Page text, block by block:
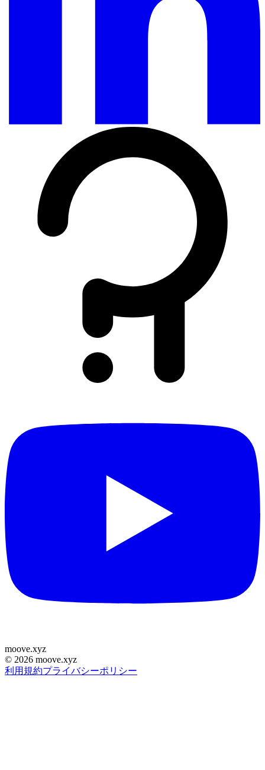
moove.xyz
© 2026 moove.xyz
利用規約プライバシーポリシー